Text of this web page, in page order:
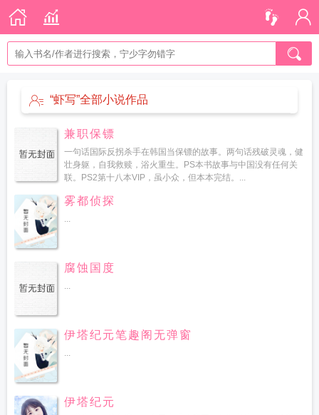
“虾写”全部小说作品
兼职保镖
一句话国际反拐杀手在韩国当保镖的故事。两句话残破灵魂，健
壮身躯，自我救赎，浴火重生。PS本书故事与中国没有任何关
联。PS2第十八本VIP，虽小众，但本本完结。...
雾都侦探
...
腐蚀国度
...
伊塔纪元笔趣阁无弹窗
...
伊塔纪元